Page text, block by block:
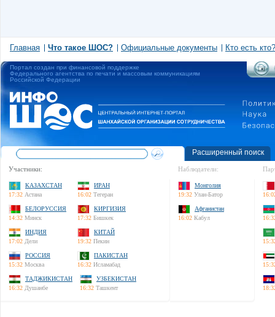
Главная Что такое ШОС? Официальные документы Кто есть кто?
Портал создан при финансовой поддержке
Федерального агентства по печати и массовым коммуникациям
Российской Федерации
Расширенный поиск
Участники:
КАЗАХСТАН
17:32 Астана
ИРАН
16:02 Тегеран
БЕЛОРУССИЯ
14:32 Минск
КИРГИЗИЯ
17:32 Бишкек
ИНДИЯ
17:02 Дели
КИТАЙ
19:32 Пекин
РОССИЯ
15:32 Москва
ПАКИСТАН
16:32 Исламабад
ТАДЖИКИСТАН
16:32 Душанбе
УЗБЕКИСТАН
16:32 Ташкент
Наблюдатели:
Монголия
19:32 Улан-Батор
Афганистан
16:02 Кабул